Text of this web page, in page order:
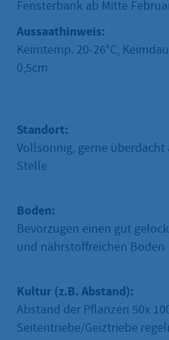
Fensterbank ab Mitte
Aussaathinweis:
Keimtemp. 20-26°C,
0,5cm
Standort:
Vollsonnig, gerne
Stelle
Boden:
Bevorzugen einen gut
und nährstoffreichen Boden
Kultur (z.B. Abstand):
Abstand der Pflanzen 50x
Seitentriebe/Geiztriebe